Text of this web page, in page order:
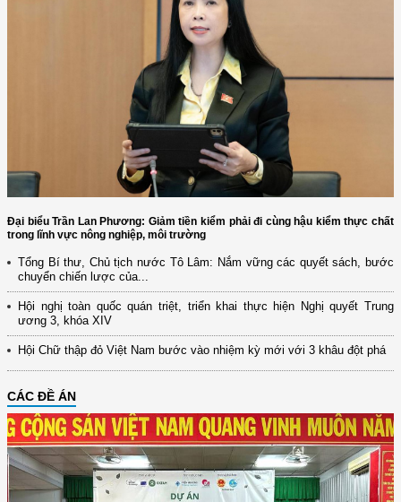
Đại biểu Trần Lan Phương: Giảm tiền kiểm phải đi cùng hậu kiểm thực chất
trong lĩnh vực nông nghiệp, môi trường
Tổng Bí thư, Chủ tịch nước Tô Lâm: Nắm vững các quyết sách, bước
chuyển chiến lược của...
Hội nghị toàn quốc quán triệt, triển khai thực hiện Nghị quyết Trung
ương 3, khóa XIV
Hội Chữ thập đỏ Việt Nam bước vào nhiệm kỳ mới với 3 khâu đột phá
CÁC ĐỀ ÁN